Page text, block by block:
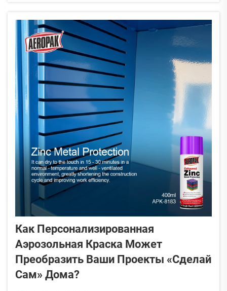
Как Персонализированная
Аэрозольная Краска Может
Преобразить Ваши Проекты «сделай
Сам» Дома?